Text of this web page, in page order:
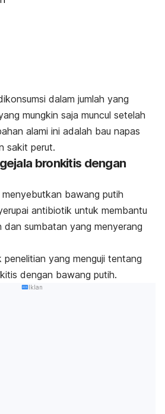
dalam jumlah yang
mungkin saja muncul setelah
alami ini adalah bau napas
sakit perut.
bronkitis dengan
menyebutkan bawang putih
antibiotik untuk membantu
dan sumbatan yang menyerang
yang menguji tentang
dengan bawang putih.
Iklan